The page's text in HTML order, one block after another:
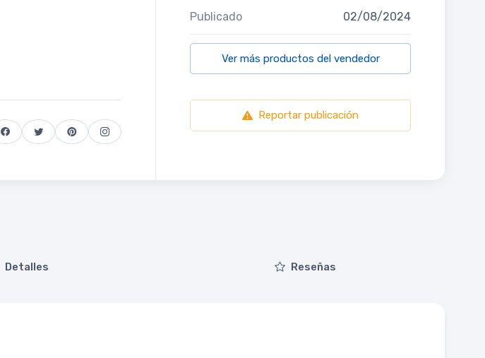
Publicado 02/08/2024
Ver más productos del vendedor
Reportar publicación
Detalles Reseñas